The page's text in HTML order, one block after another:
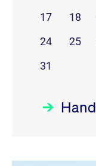
17
18
24
25
31